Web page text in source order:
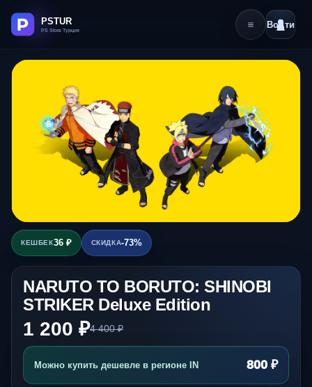
Войти
КЕШБЕК36 ₽ СКИДКА-73%
NARUTO TO BORUTO: SHINOBI
STRIKER Deluxe Edition
1 200 ₽4 400 ₽
Можно купить дешевле в регионе IN 800 ₽